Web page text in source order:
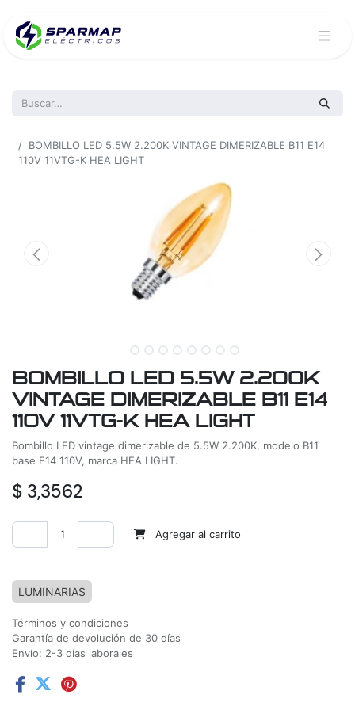
BOMBILLO LED 5.5W 2.200K VINTAGE DIMERIZABLE B11 E14
110V 11VTG-K HEA LIGHT
BOMBILLO LED 5.5W 2.200K
VINTAGE DIMERIZABLE B11 E14
110V 11VTG-K HEA LIGHT
Bombillo LED vintage dimerizable de 5.5W 2.200K, modelo B11
base E14 110V, marca HEA LIGHT.
$ 3,3562
Agregar al carrito
LUMINARIAS
Términos y condiciones
Garantía de devolución de 30 días
Envío: 2-3 días laborales